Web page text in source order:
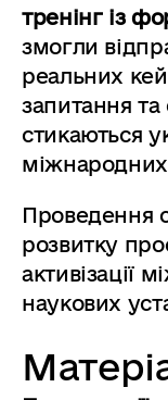
тренінг із
змогли
реальних
запитання
стикаються
міжнародних
Проведення
розвитку
активізації
наукових